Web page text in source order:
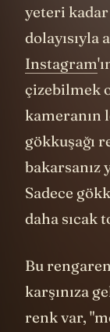
yeteri
dolayısıyla
Instagram
çizebilmek
kameranın
gökkuşağı
bakarsanız
Sadece
daha sıcak
Bu
karşınıza
renk var,